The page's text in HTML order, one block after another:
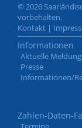
© 2026
vorbehalten.
Kontakt |
Informationen
Aktuelle
Presse
Informationen/
Zahlen-Daten-